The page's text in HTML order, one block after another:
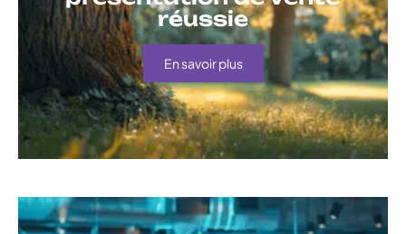
réussie
En savoir plus